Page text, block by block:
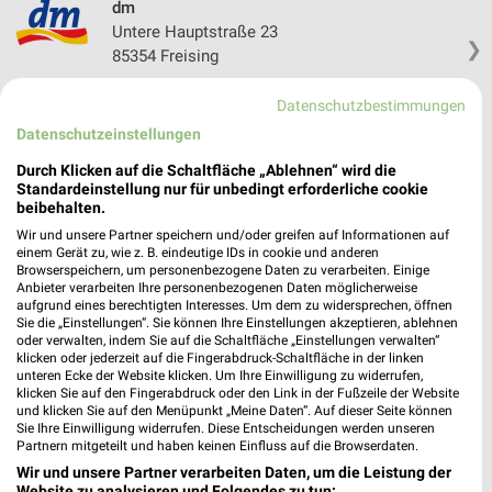
❯
dm
Untere Hauptstraße 23
85354 Freising
Drogerie & Parfümerie Angebote für Erding
und Umgebung
7 Prospekte
Müller Müller
Datenschutzbestimmungen
Datenschutzeinstellungen
Durch Klicken auf die Schaltfläche „Ablehnen“ wird die
Standardeinstellung nur für unbedingt erforderliche cookie
beibehalten.
Wir und unsere Partner speichern und/oder greifen auf Informationen auf
einem Gerät zu, wie z. B. eindeutige IDs in cookie und anderen
Browserspeichern, um personenbezogene Daten zu verarbeiten. Einige
Anbieter verarbeiten Ihre personenbezogenen Daten möglicherweise
aufgrund eines berechtigten Interesses. Um dem zu widersprechen, öffnen
Sie die „Einstellungen“. Sie können Ihre Einstellungen akzeptieren, ablehnen
oder verwalten, indem Sie auf die Schaltfläche „Einstellungen verwalten“
klicken oder jederzeit auf die Fingerabdruck-Schaltfläche in der linken
unteren Ecke der Website klicken. Um Ihre Einwilligung zu widerrufen,
klicken Sie auf den Fingerabdruck oder den Link in der Fußzeile der Website
und klicken Sie auf den Menüpunkt „Meine Daten“. Auf dieser Seite können
Sie Ihre Einwilligung widerrufen. Diese Entscheidungen werden unseren
Partnern mitgeteilt und haben keinen Einfluss auf die Browserdaten.
Wir und unsere Partner verarbeiten Daten, um die Leistung der